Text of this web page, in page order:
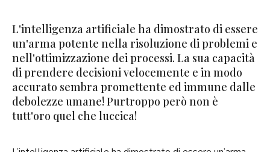
L'intelligenza artificiale ha dimostrato di essere
un'arma potente nella risoluzione di problemi e
nell'ottimizzazione dei processi. La sua capacità
di prendere decisioni velocemente e in modo
accurato sembra promettente ed immune dalle
debolezze umane! Purtroppo però non è
tutt'oro quel che luccica!